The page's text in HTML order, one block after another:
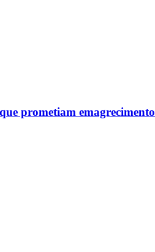
prometiam emagrecimento